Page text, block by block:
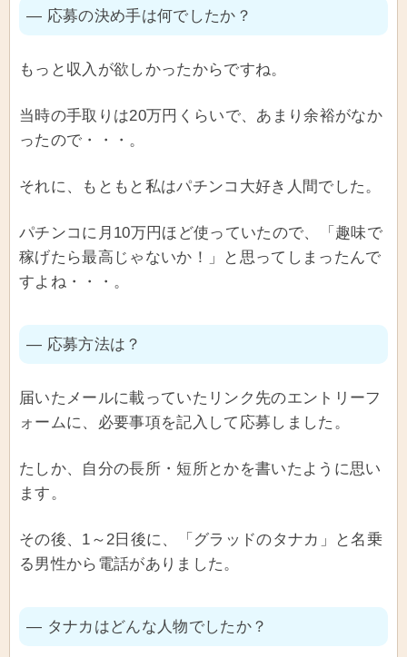
― 応募の決め手は何でしたか？
もっと収入が欲しかったからですね。
当時の手取りは20万円くらいで、あまり余裕がなか
ったので・・・。
それに、もともと私はパチンコ大好き人間でした。
パチンコに月10万円ほど使っていたので、「趣味で
稼げたら最高じゃないか！」と思ってしまったんで
すよね・・・。
― 応募方法は？
届いたメールに載っていたリンク先のエントリーフ
ォームに、必要事項を記入して応募しました。
たしか、自分の長所・短所とかを書いたように思い
ます。
その後、1～2日後に、「グラッドのタナカ」と名乗
る男性から電話がありました。
― タナカはどんな人物でしたか？